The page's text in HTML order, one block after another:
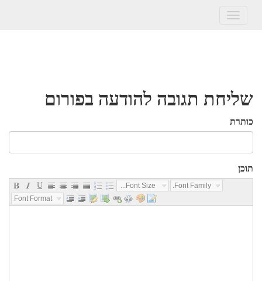
Toggle
שליחת תגובה להודעה בפורום
כותרת
תוכן
Font Size...
Font Family...
Font Format...